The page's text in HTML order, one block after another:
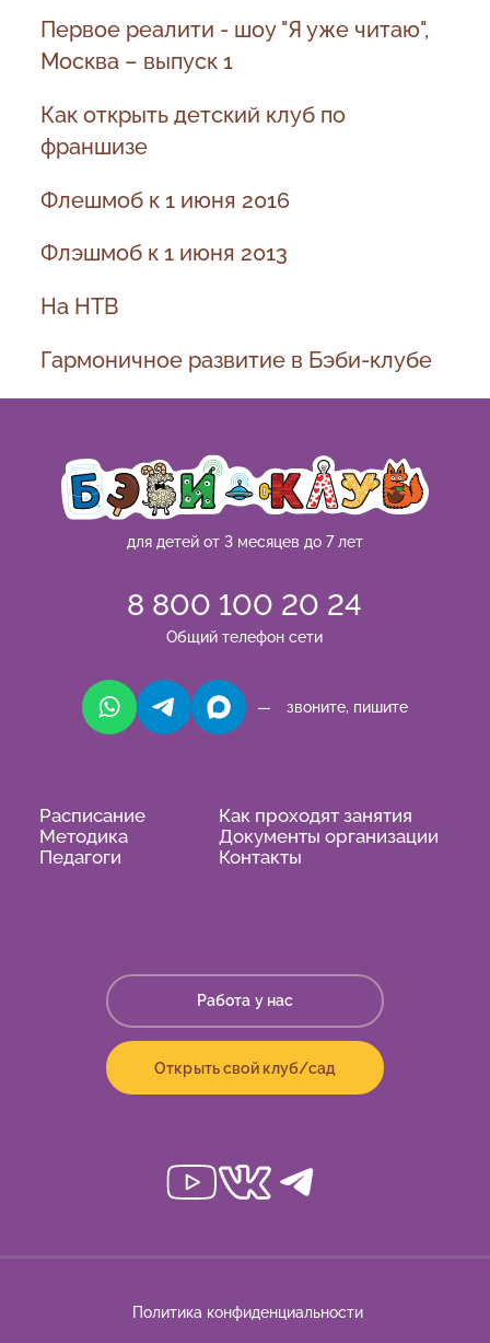
Первое реалити - шоу "Я уже читаю",
Москва – выпуск 1
Как открыть детский клуб по
франшизе
Флешмоб к 1 июня 2016
Флэшмоб к 1 июня 2013
На НТВ
Гармоничное развитие в Бэби-клубе
для детей от 3 месяцев до 7 лет
8 800 100 20 24
Общий телефон сети
— звоните, пишите
Расписание
Методика
Педагоги
Как проходят занятия
Документы организации
Контакты
Работа у нас
Открыть свой клуб/сад
Политика конфиденциальности